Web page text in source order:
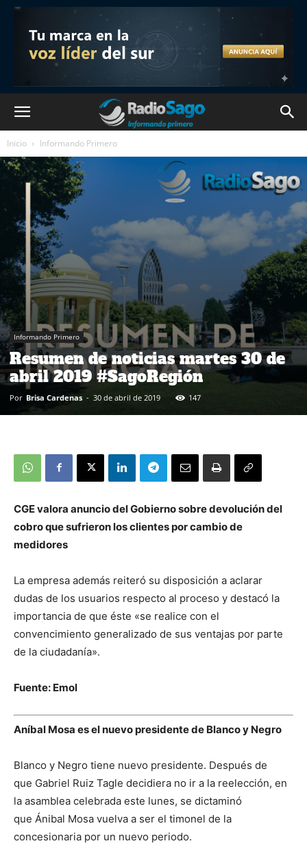
Inicio Informando Primero
Informando Primero
Resumen de noticias martes 30 de
abril 2019 #SagoRegión
Por Brisa Cardenas - 30 de abril de 2019 147
CGE valora anuncio del Gobierno sobre devolución del
cobro que sufrieron los clientes por cambio de
medidores
La empresa además reiteró su disposición a aclarar
dudas de los usuarios respecto al proceso y destacó la
importancia de que éste «se realice con el
convencimiento generalizado de sus ventajas por parte
de la ciudadanía».
Fuente: Emol
Aníbal Mosa es el nuevo presidente de Blanco y Negro
Blanco y Negro tiene nuevo presidente. Después de
que Gabriel Ruiz Tagle decidiera no ir a la reelección, en
la asamblea celebrada este lunes, se dictaminó
que Ánibal Mosa vuelva a ser el timonel de la
concesionaria por un nuevo periodo.